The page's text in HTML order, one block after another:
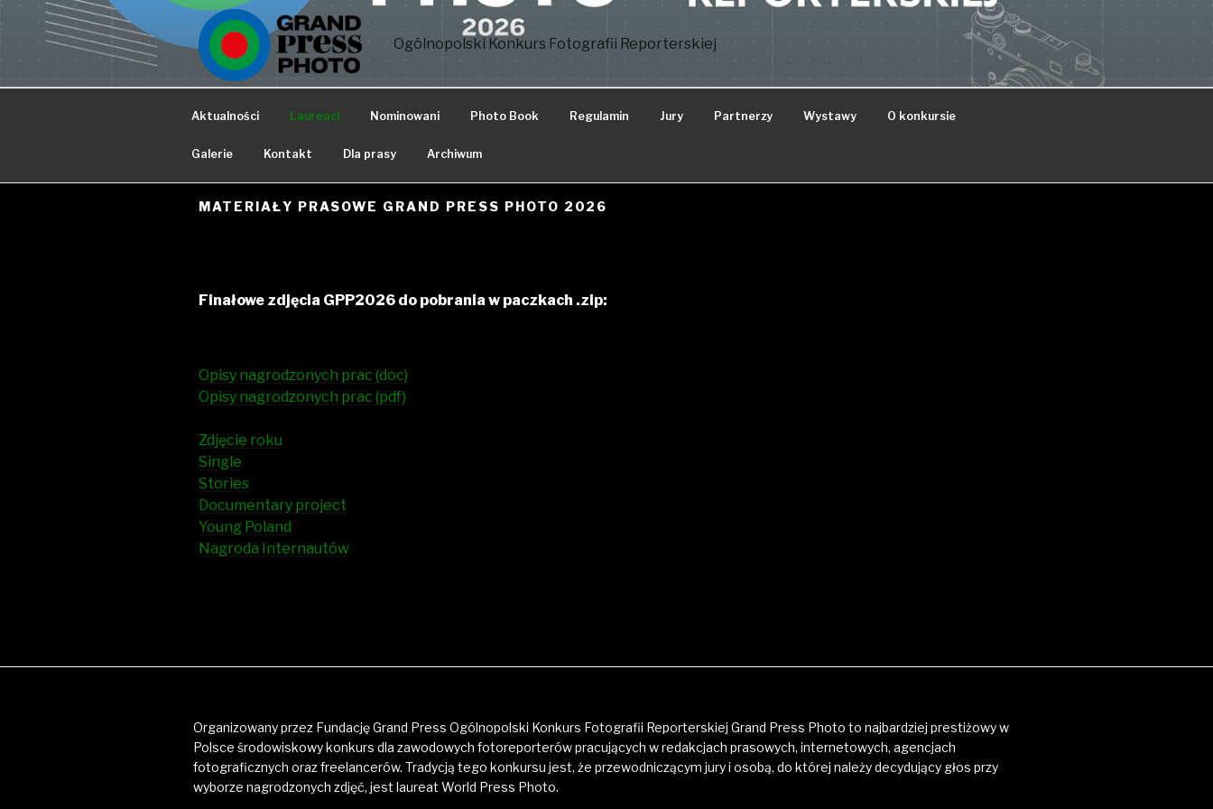
Przejdź
Ogólnopolski Konkurs Fotografii Reporterskiej
Aktualności Laureaci Nominowani Photo Book Regulamin Jury Partnerzy Wystawy O konkursie
Galerie Kontakt Dla prasy Archiwum
MATERIAŁY PRASOWE GRAND PRESS PHOTO 2026
Finałowe zdjęcia GPP2026 do pobrania w paczkach .zip:
Opisy nagrodzonych prac (doc)
Opisy nagrodzonych prac (pdf)
Zdjęcie roku
Single
Stories
Documentary project
Young Poland
Nagroda Internautów
Organizowany przez Fundację Grand Press Ogólnopolski Konkurs Fotografii Reporterskiej Grand Press Photo to najbardziej prestiżowy w
Polsce środowiskowy konkurs dla zawodowych fotoreporterów pracujących w redakcjach prasowych, internetowych, agencjach
fotograficznych oraz freelancerów. Tradycją tego konkursu jest, że przewodniczącym jury i osobą, do której należy decydujący głos przy
wyborze nagrodzonych zdjęć, jest laureat World Press Photo.